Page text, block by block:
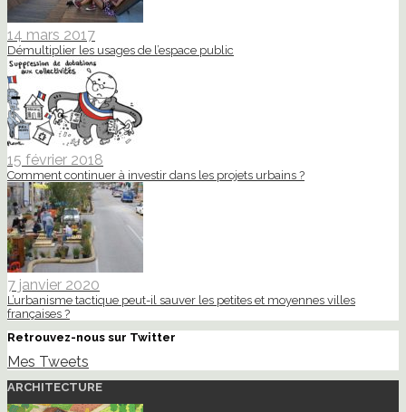
14 mars 2017
Démultiplier les usages de l’espace public
15 février 2018
Comment continuer à investir dans les projets urbains ?
7 janvier 2020
L’urbanisme tactique peut-il sauver les petites et moyennes villes
françaises ?
Retrouvez-nous sur Twitter
Mes Tweets
ARCHITECTURE